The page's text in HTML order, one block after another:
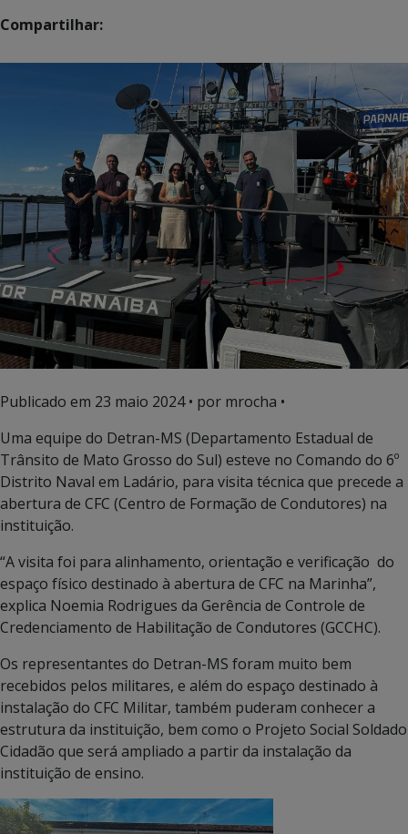
Compartilhar:
Publicado em 23 maio 2024• por mrocha •
Uma equipe do Detran-MS (Departamento Estadual de
Trânsito de Mato Grosso do Sul) esteve no Comando do 6º
Distrito Naval em Ladário, para visita técnica que precede a
abertura de CFC (Centro de Formação de Condutores) na
instituição.
“A visita foi para alinhamento, orientação e verificação do
espaço físico destinado à abertura de CFC na Marinha”,
explica Noemia Rodrigues da Gerência de Controle de
Credenciamento de Habilitação de Condutores (GCCHC).
Os representantes do Detran-MS foram muito bem
recebidos pelos militares, e além do espaço destinado à
instalação do CFC Militar, também puderam conhecer a
estrutura da instituição, bem como o Projeto Social Soldado
Cidadão que será ampliado a partir da instalação da
instituição de ensino.